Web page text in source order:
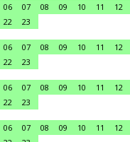
06 07 08 09 10 11 12
22
23
06 07 08 09 10 11 12
22
23
06 07 08 09 10 11 12
22
23
06 07 08 09 10 11 12